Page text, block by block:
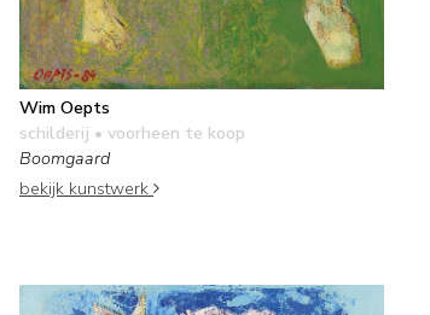
Wim Oepts
schilderij • voorheen te koop
Boomgaard
bekijk kunstwerk